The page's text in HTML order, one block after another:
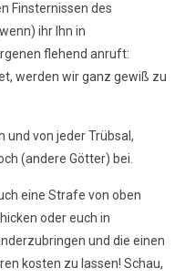
Finsternissen des
ihr Ihn in
flehend anruft:
werden wir ganz gewiß zu
und von jeder Trübsal,
(andere Götter) bei.
eine Strafe von oben
oder euch in
und die einen
kosten zu lassen! Schau,